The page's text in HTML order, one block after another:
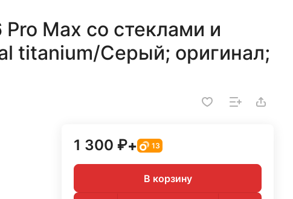
Max со стеклами и
titanium/Серый; оригинал;
1 300 ₽+ 13
В корзину